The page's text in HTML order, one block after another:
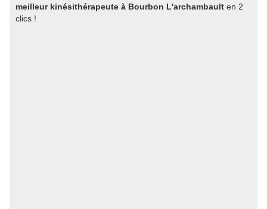
meilleur kinésithérapeute à Bourbon L'archambault en 2
clics !